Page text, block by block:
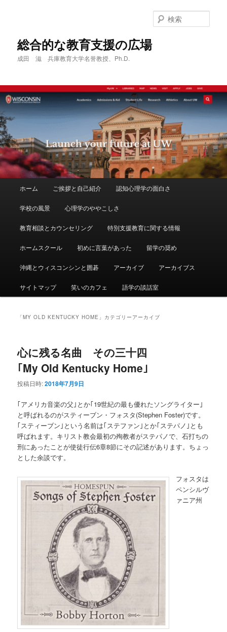
へ
移
動
移
動
総合的な教育支援の広場
成田 滋 兵庫教育大学名誉教授、Ph.D.
索
ホーム ご挨拶と自己紹介 認知心理学の面白さ
学校の風景 心理学のややこしさ
教育相談とカウンセリング 特別支援教育に関する情報
ホームスクール 初めに言葉があった 留学の奨め
沖縄とウィスコンシンと囲碁 アーカイブ アーカイブス
サイトマップ 笑いのカフェ 語学の談話室
「MY OLD KENTUCKY HOME 」カテゴリーアーカイブ
心に残る名曲 その三十四
｢My Old Kentucky Home｣
投稿日時:2018年7月9日
｢アメリカ音楽の父｣とか｢19世紀の最も優れたソングライター｣
と呼ばれるのがスティーブン・フォスタ(Stephen Foster)です。
｢スティーブン｣という名前は｢ステファン｣とか｢ステパノ｣とも
呼ばれます。キリスト教会最初の殉教者がステパノで、石打ちの
刑にあったことが使徒行伝6章8節にその記述があります。ちょっ
とした余談です。
フォスタは
ペンシルヴ
ァニア州